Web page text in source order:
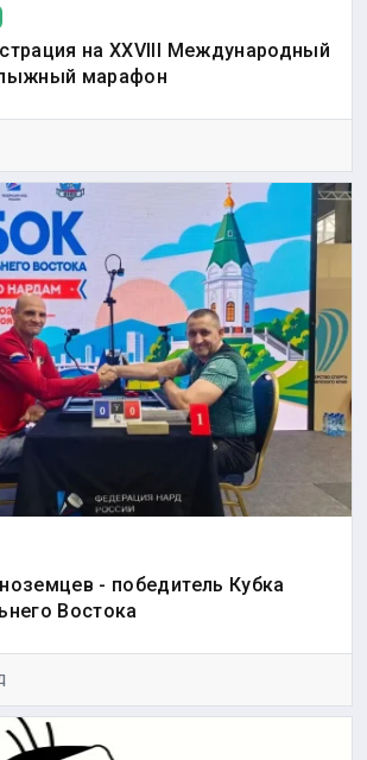
на XXVIII Международный
марафон
- победитель Кубка
Востока